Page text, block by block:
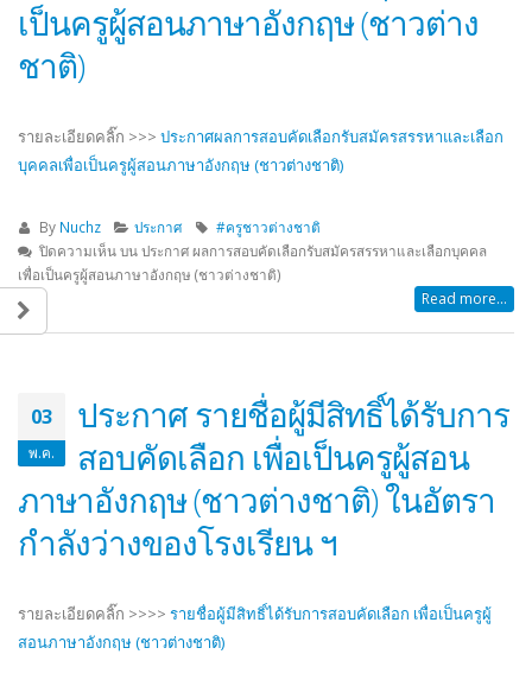
เป็นครูผู้สอนภาษาอังกฤษ (ชาวต่าง
ชาติ)
รายละเอียดคลิ๊ก >>> ประกาศผลการสอบคัดเลือกรับสมัครสรรหาและเลือก
บุคคลเพื่อเป็นครูผู้สอนภาษาอังกฤษ (ชาวต่างชาติ)
By Nuchz ประกาศ
#ครูชาวต่างชาติ
ปิดความเห็นบน ประกาศ ผลการสอบคัดเลือกรับสมัครสรรหาและเลือกบุคคล
เพื่อเป็นครูผู้สอนภาษาอังกฤษ (ชาวต่างชาติ)
Read more...
03
พ.ค.
ประกาศ รายชื่อผู้มีสิทธิ์ได้รับการ
สอบคัดเลือก เพื่อเป็นครูผู้สอน
ภาษาอังกฤษ (ชาวต่างชาติ) ในอัตรา
กำลังว่างของโรงเรียน ฯ
รายละเอียดคลิ๊ก >>>> รายชื่อผู้มีสิทธิ์ได้รับการสอบคัดเลือก เพื่อเป็นครูผู้
สอนภาษาอังกฤษ (ชาวต่างชาติ)